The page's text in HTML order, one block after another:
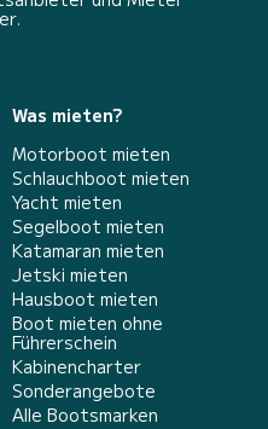
Was mieten?
Motorboot mieten
Schlauchboot mieten
Yacht mieten
Segelboot mieten
Katamaran mieten
Jetski mieten
Hausboot mieten
Boot mieten ohne
Führerschein
Kabinencharter
Sonderangebote
Alle Bootsmarken